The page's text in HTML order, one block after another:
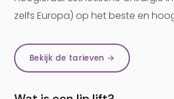
zelfs Europa) op het beste en
Bekijk de tarieven →